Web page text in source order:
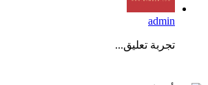
admin
تجربة تعليق...